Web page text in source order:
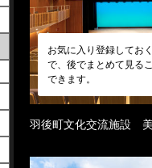
お気に入り登録してお
で、後でまとめて見る
できます。
羽後町文化交流施設